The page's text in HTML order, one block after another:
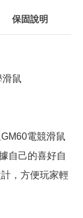
保固說明
滑鼠
電競滑鼠
自己的喜好自
，方便玩家輕